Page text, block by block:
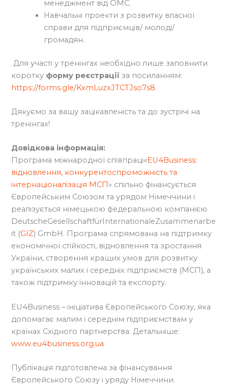
менеджмент від ОМС.
Навчальні проекти з розвитку власної
справи для підприємців/ молоді/
громадян.
Для участі у тренінгах необхідно лише заповнити
коротку форму реєстрації за посиланням:
https://forms.gle/KxmLuzxJTCTJso7s8.
Дякуємо за вашу зацікавленість та до зустрічі на
тренінгах!
Довідкова інформація:
Програма міжнародної співпраці« EU4Business:
відновлення, конкурентоспроможність та
інтернаціоналізація МСП » спільно фінансується
Європейським Союзом та урядом Німеччини і
реалізується німецькою федеральною компанією
DeutscheGesellschaftfürInternationaleZusammenarbe
it (GIZ) GmbH. Програма спрямована на підтримку
економічної стійкості, відновлення та зростання
України, створення кращих умов для розвитку
українських малих і середніх підприємств (МСП), а
також підтримку інновацій та експорту.
EU4Business – ініціатива Європейського Союзу, яка
допомагає малим і середнім підприємствам у
країнах Східного партнерства. Детальніше:
www.eu4business.org.ua
Публікація підготовлена за фінансування
Європейського Союзу і уряду Німеччини.